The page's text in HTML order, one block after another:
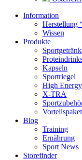
Information
Herstellung
Wissen
Produkte
Kapseln
Sportriegel
High
X-TRA
Blog
Training
Ernährung
Sport News
Storefinder